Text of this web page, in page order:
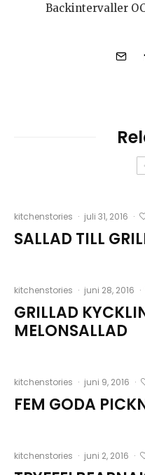
Backintervaller
kitchenstories · juli 31, 2016 ·
SALLAD TILL
kitchenstories · juni 28, 2016 ·
GRILLAD
MELONSALLAD
kitchenstories · juni 9, 2016 ·
FEM GODA
kitchenstories · juni 2, 2016 ·